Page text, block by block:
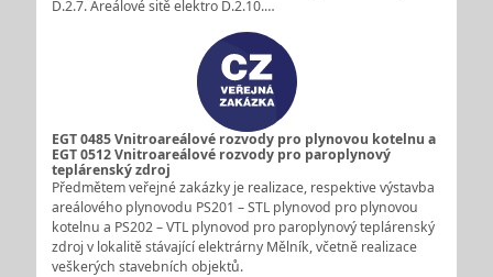
D.2.7. Areálové sitě elektro D.2.10.…
EGT 0485 Vnitroareálové rozvody pro plynovou kotelnu a
EGT 0512 Vnitroareálové rozvody pro paroplynový
teplárenský zdroj
Předmětem veřejné zakázky je realizace, respektive výstavba
areálového plynovodu PS201 – STL plynovod pro plynovou
kotelnu a PS202 – VTL plynovod pro paroplynový teplárenský
zdroj v lokalitě stávající elektrárny Mělník, včetně realizace
veškerých stavebních objektů.